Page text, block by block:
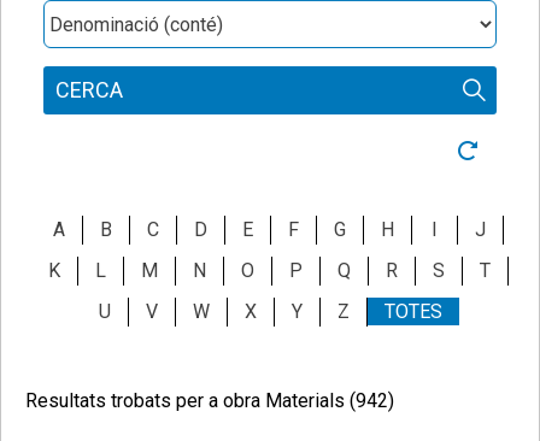
Denominació
CERCA
Neteja
A B C D E F G H I
J
K
L M N O P Q R S
T
U
V W X Y Z TOTES
Resultats trobats per a obra Materials (942)